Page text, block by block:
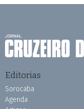
Editorias
Sorocaba
Agenda